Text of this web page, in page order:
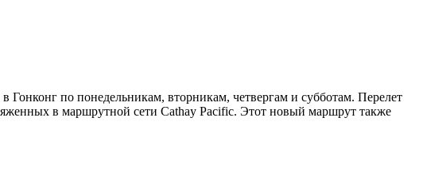
Гонконг по понедельникам, вторникам, четвергам и субботам. Перелет
в маршрутной сети Cathay Pacific. Этот новый маршрут также